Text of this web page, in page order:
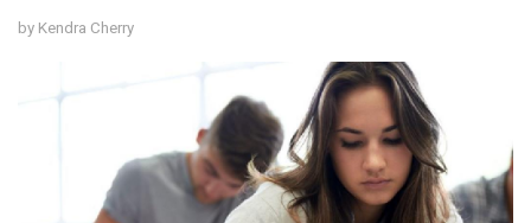
by Kendra Cherry